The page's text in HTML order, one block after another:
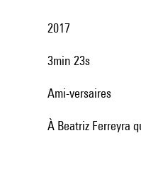
2017
3min 23s
Ami-versaires
à Beatriz